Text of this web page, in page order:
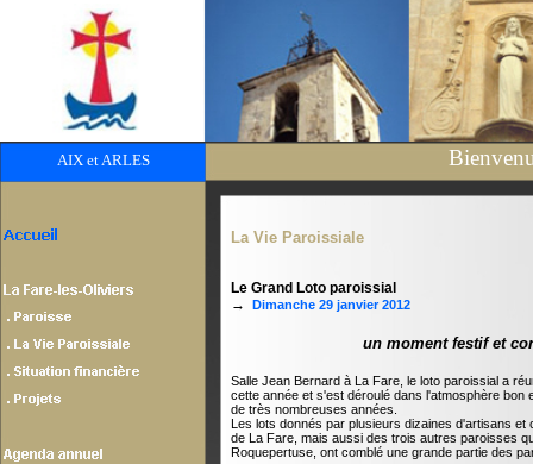
AIX et ARLES
La Vie Paroissiale
Le Grand Loto paroissial
→ Dimanche 29 janvier 2012
un moment festif et
Salle Jean Bernard à La Fare, le loto paroissial a
cette année et s'est déroulé dans l'atmosphère bon
de très nombreuses années.
Les lots donnés par plusieurs dizaines d'artisans et
de La Fare, mais aussi des trois autres paroisses
Roquepertuse, ont comblé une grande partie des